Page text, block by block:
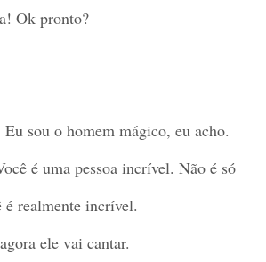
Ok pronto?
sou o homem mágico, eu acho.
é uma pessoa incrível. Não é só
é realmente incrível.
ele vai cantar.